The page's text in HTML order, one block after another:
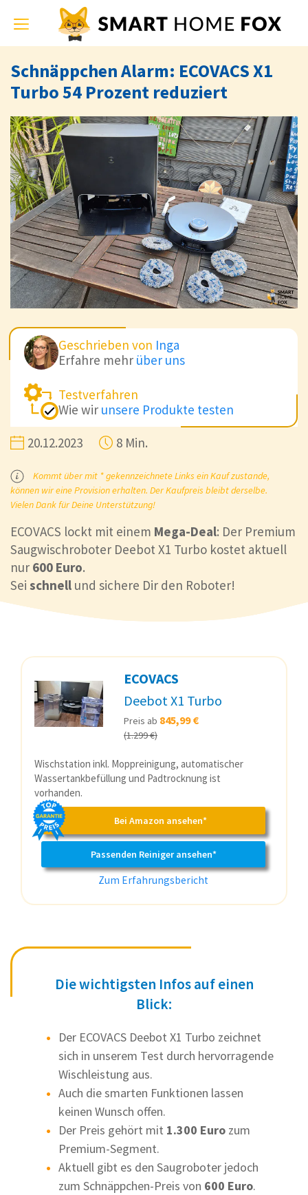
Toggle
navigation
Schnäppchen Alarm: ECOVACS X1
Turbo 54 Prozent reduziert
Geschrieben von Inga
Erfahre mehr über uns
Testverfahren
Wie wir unsere Produkte testen
20.12.2023 8 Min.
Kommt über mit * gekennzeichnete Links ein Kauf zustande,
können wir eine Provision erhalten. Der Kaufpreis bleibt derselbe.
Vielen Dank für Deine Unterstützung!
ECOVACS lockt mit einem Mega-Deal: Der Premium
Saugwischroboter Deebot X1 Turbo kostet aktuell
nur 600 Euro.
Sei schnell und sichere Dir den Roboter!
ECOVACS
Deebot X1 Turbo
Preis ab 845,99 €
(1.299 €)
Wischstation inkl. Moppreinigung, automatischer
Wassertankbefüllung und Padtrocknung ist
vorhanden.
Bei Amazon ansehen*
Passenden Reiniger ansehen*
Zum Erfahrungsbericht
Die wichtigsten Infos auf einen
Blick:
Der ECOVACS Deebot X1 Turbo zeichnet
sich in unserem Test durch hervorragende
Wischleistung aus.
Auch die smarten Funktionen lassen
keinen Wunsch offen.
Der Preis gehört mit 1.300 Euro zum
Premium-Segment.
Aktuell gibt es den Saugroboter jedoch
zum Schnäppchen-Preis von 600 Euro.